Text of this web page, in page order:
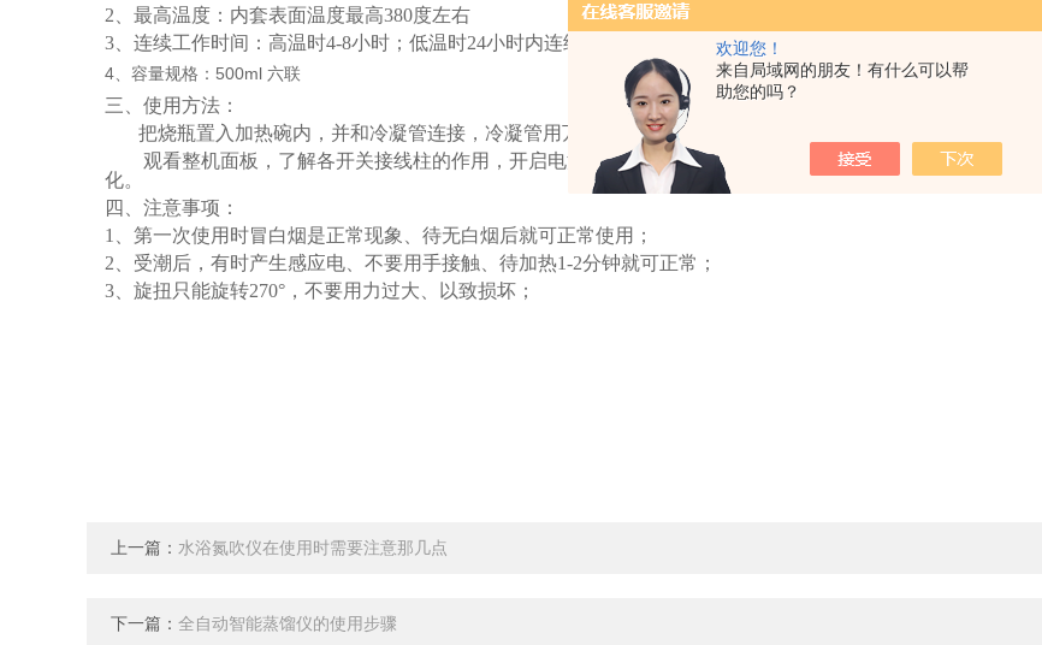
欢迎您！
来自局域网的朋友！有什么可以帮
助您的吗？
2、最高温度：内套表面温度最高380度左右
3、连续工作时间：高温时4-8小时；低温时24小时内连续工作。
4、容量规格：500ml 六联
三 、使用方法：
把烧瓶置入加热碗内，并和冷凝管连接，冷凝管用万能夹子固定在前置筒上。
观看整机面板，了解各开关接线柱的作用，开启电源开关，可调——固定开关在可调位置，电源插头接入
化。
四
、注意事项：
1、第一次使用时冒白烟是正常现象、待无白烟后就可正常使用；
2、受潮后，有时产生感应电、不要用手接触、待加热1-2分钟就可正常；
3、旋扭只能旋转270°，不要用力过大、以致损坏；
上一篇： 水浴氮吹仪在使用时需要注意那几点
下一篇： 全自动智能蒸馏仪的使用步骤